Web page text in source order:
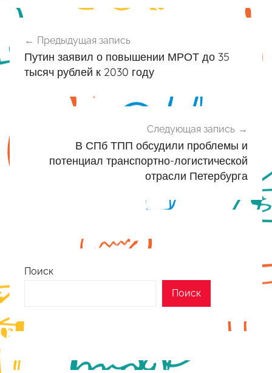
по
записям
Предыдущая запись
Путин заявил о повышении МРОТ до 35
тысяч рублей к 2030 году
Следующая запись
В СПб ТПП обсудили проблемы и
потенциал транспортно-логистической
отрасли Петербурга
Поиск
Поиск